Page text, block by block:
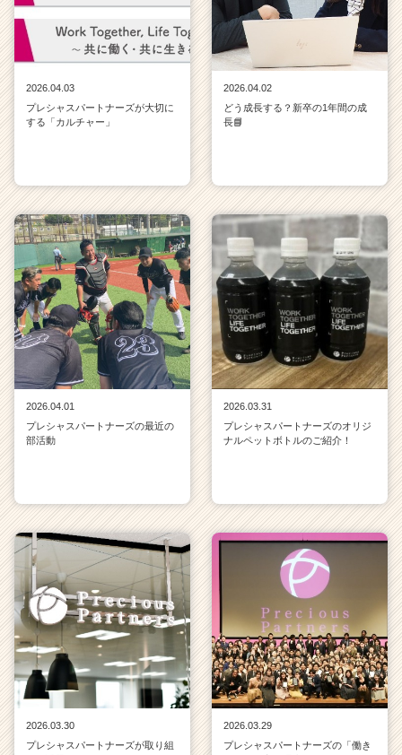
2026.04.03
プレシャスパートナーズが大切に
する「カルチャー」
2026.04.02
どう成長する？新卒の1年間の成
長📘
2026.04.01
プレシャスパートナーズの最近の
部活動
2026.03.31
プレシャスパートナーズのオリジ
ナルペットボトルのご紹介！
2026.03.30
プレシャスパートナーズが取り組
2026.03.29
プレシャスパートナーズの「働き